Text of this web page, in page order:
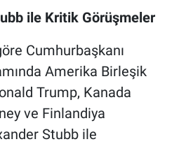
ile Kritik Görüşmeler
Cumhurbaşkanı
Amerika Birleşik
Trump, Kanada
ve Finlandiya
Stubb ile